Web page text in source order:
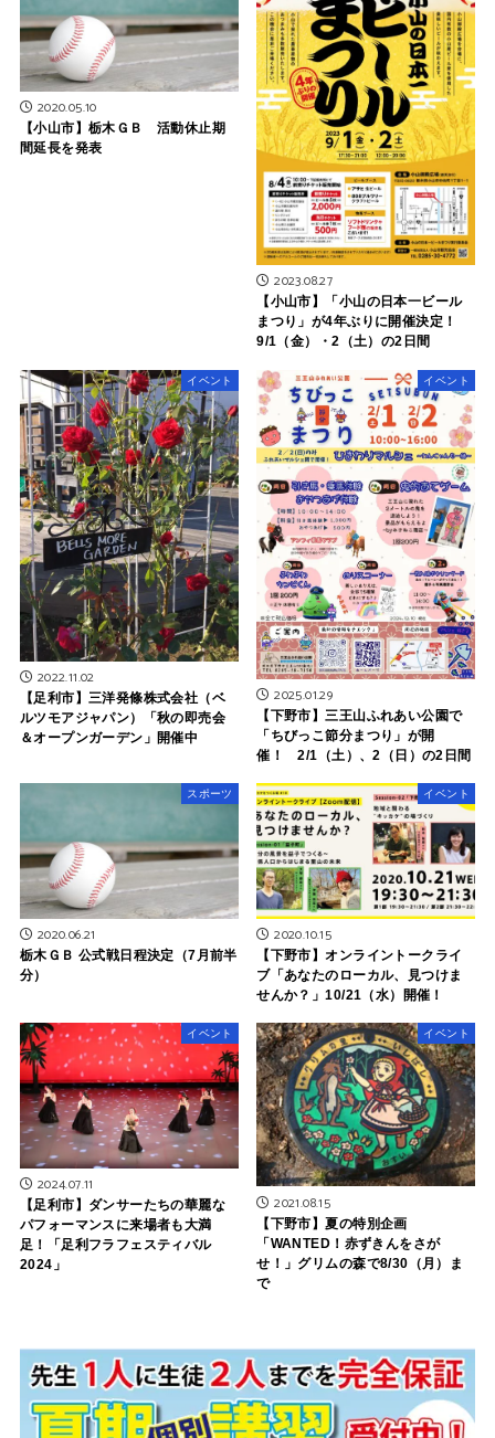
2020.05.10
【小山市】栃木ＧＢ 活動休止期
間延長を発表
2023.08.27
【小山市】「小山の日本一ビール
まつり」が4年ぶりに開催決定！
9/1（金）・2（土）の2日間
イベント
2022.11.02
【足利市】三洋発條株式会社（ベ
ルツモアジャパン）「秋の即売会
＆オープンガーデン」開催中
イベント
2025.01.29
【下野市】三王山ふれあい公園で
「ちびっこ節分まつり」が開
催！ 2/1（土）、2（日）の2日間
スポーツ
2020.06.21
栃木ＧＢ 公式戦日程決定（7月前半
分）
イベント
2020.10.15
【下野市】オンライントークライ
ブ「あなたのローカル、見つけま
せんか？」10/21（水）開催！
イベント
2024.07.11
【足利市】ダンサーたちの華麗な
パフォーマンスに来場者も大満
足！「足利フラフェスティバル
2024」
イベント
2021.08.15
【下野市】夏の特別企画
「WANTED！赤ずきんをさが
せ！」グリムの森で8/30（月）ま
で